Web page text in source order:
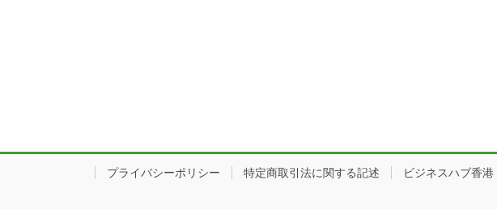
プライバシーポリシー 特定商取引法に関する記述 ビジネスハブ香港